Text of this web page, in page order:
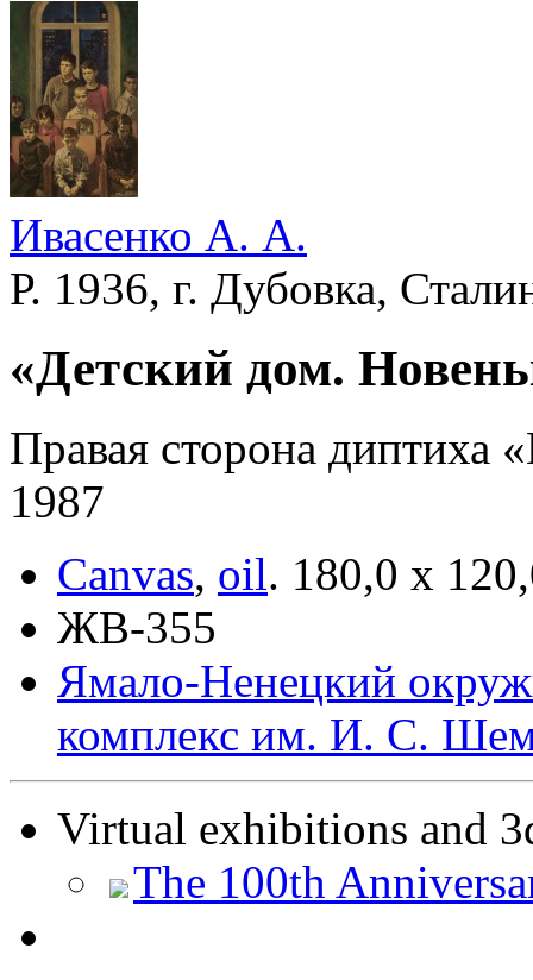
Ивасенко А. А.
Р. 1936, г. Дубовка,
«Детский дом.
Правая сторона диптиха
1987
Canvas, oil. 180,0 х
ЖВ-355
Ямало-Ненецкий
комплекс им. И. С.
Virtual exhibitions and
The 100th